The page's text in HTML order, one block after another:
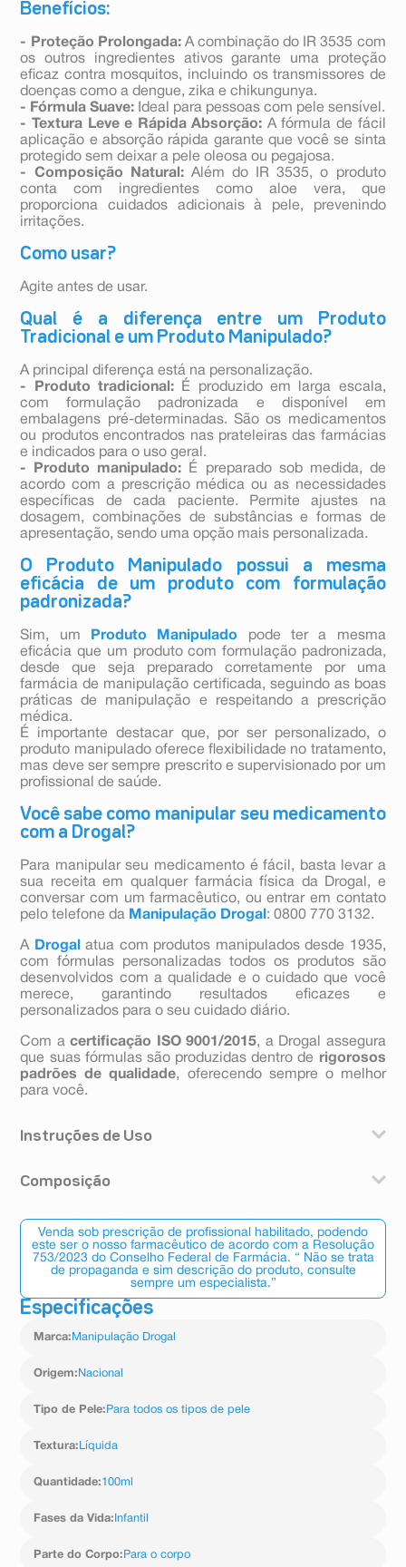
Benefícios:
- Proteção Prolongada:A combinação do IR 3535 com
os outros ingredientes ativos garante uma proteção
eficaz contra mosquitos, incluindo os transmissores de
doenças como a dengue, zika e chikungunya.
- Fórmula Suave: Ideal para pessoas com pele sensível.
- Textura Leve e Rápida Absorção: A fórmula de fácil
aplicação e absorção rápida garante que você se sinta
protegido sem deixar a pele oleosa ou pegajosa.
- Composição Natural:Além do IR 3535, o produto
conta com ingredientes como aloe vera, que
proporciona cuidados adicionais à pele, prevenindo
irritações.
Como usar?
Agite antes de usar.
Qual é a diferença entre um Produto
Tradicional e um Produto Manipulado?
A principal diferença está na personalização.
- Produto tradicional: É produzido em larga escala,
com formulação padronizada e disponível em
embalagens pré-determinadas. São os medicamentos
ou produtos encontrados nas prateleiras das farmácias
e indicados para o uso geral.
- Produto manipulado: É preparado sob medida, de
acordo com a prescrição médica ou as necessidades
específicas de cada paciente. Permite ajustes na
dosagem, combinações de substâncias e formas de
apresentação, sendo uma opção mais personalizada.
O Produto Manipulado possui a mesma
eficácia de um produto com formulação
padronizada?
Sim, um Produto Manipulado
pode ter a mesma
eficácia que um produto com formulação padronizada,
desde que seja preparado corretamente por uma
farmácia de manipulação certificada, seguindo as boas
práticas de manipulação e respeitando a prescrição
médica.
É importante destacar que, por ser personalizado, o
produto manipulado oferece flexibilidade no tratamento,
mas deve ser sempre prescrito e supervisionado por um
profissional de saúde.
Você sabe como manipular seu medicamento
com a Drogal?
Para manipular seu medicamento é fácil, basta levar a
sua receita em qualquer farmácia física da Drogal, e
conversar com um farmacêutico, ou entrar em contato
pelo telefone da Manipulação Drogal : 0800 770 3132.
A Drogal
atua com produtos manipulados desde 1935,
com fórmulas personalizadas todos os produtos são
desenvolvidos com a qualidade e o cuidado que você
merece, garantindo resultados eficazes e
personalizados para o seu cuidado diário.
Com acertificação ISO 9001/2015, a Drogal assegura
que suas fórmulas são produzidas dentro de rigorosos
padrões de qualidade, oferecendo sempre o melhor
para você.
Instruções de Uso
Composição
3%, Essência em Solução Hidroalcóolica
Venda sob prescrição de profissional habilitado, podendo
este ser o nosso farmacêutico de acordo com a Resolução
753/2023 do Conselho Federal de Farmácia. “ Não se trata
de propaganda e sim descrição do produto, consulte
sempre um especialista.”
Especificações
Marca: Manipulação Drogal
Origem: Nacional
Tipo de Pele: Para todos os tipos de pele
Textura: Líquida
Quantidade:100ml
Fases da Vida: Infantil
Parte do Corpo: Para o corpo